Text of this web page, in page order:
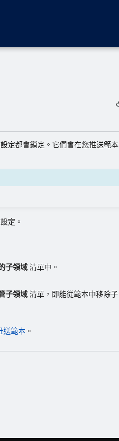
定都會鎖定。它們會在您推送範本
定。
子領域 清單中。
子領域 清單，即能從範本中移除子
送範本 。